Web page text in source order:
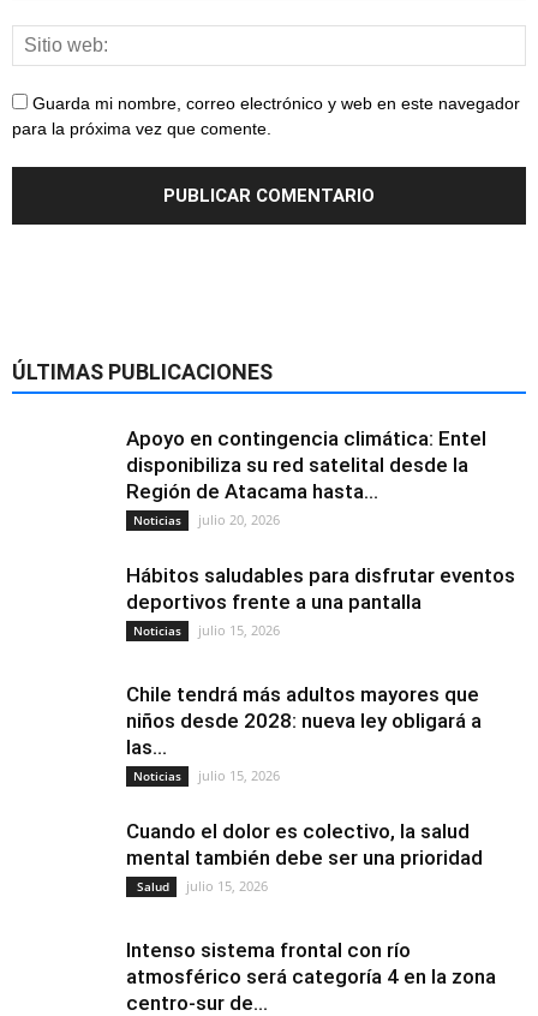
Guarda mi nombre, correo electrónico y web en este navegador
para la próxima vez que comente.
ÚLTIMAS PUBLICACIONES
Apoyo en contingencia climática: Entel
disponibiliza su red satelital desde la
Región de Atacama hasta...
Noticias julio 20, 2026
Hábitos saludables para disfrutar eventos
deportivos frente a una pantalla
Noticias julio 15, 2026
Chile tendrá más adultos mayores que
niños desde 2028: nueva ley obligará a
las...
Noticias julio 15, 2026
Cuando el dolor es colectivo, la salud
mental también debe ser una prioridad
Salud julio 15, 2026
Intenso sistema frontal con río
atmosférico será categoría 4 en la zona
centro-sur de...